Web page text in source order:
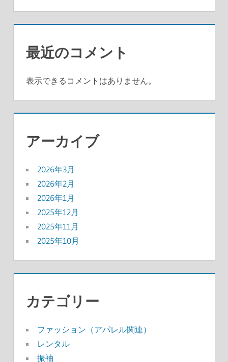
最近のコメント
表示できるコメントはありません。
アーカイブ
2026年3月
2026年2月
2026年1月
2025年12月
2025年11月
2025年10月
カテゴリー
ファッション（アパレル関連）
レンタル
振袖